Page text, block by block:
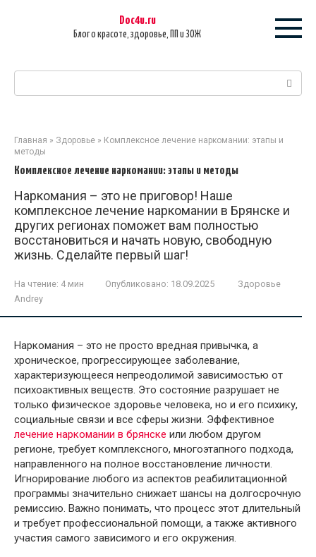
Doc4u.ru
Блог о красоте, здоровье, ПП и ЗОЖ
Главная » Здоровье » Комплексное лечение наркомании: этапы и
методы
Комплексное лечение наркомании: этапы и методы
Наркомания – это не приговор! Наше
комплексное лечение наркомании в Брянске и
других регионах поможет вам полностью
восстановиться и начать новую, свободную
жизнь. Сделайте первый шаг!
На чтение: 4 мин Опубликовано: 18.09.2025
Здоровье
Andrey
Наркомания – это не просто вредная привычка, а
хроническое, прогрессирующее заболевание,
характеризующееся непреодолимой зависимостью от
психоактивных веществ. Это состояние разрушает не
только физическое здоровье человека, но и его психику,
социальные связи и все сферы жизни. Эффективное
лечение наркомании в брянске или любом другом
регионе, требует комплексного, многоэтапного подхода,
направленного на полное восстановление личности.
Игнорирование любого из аспектов реабилитационной
программы значительно снижает шансы на долгосрочную
ремиссию. Важно понимать, что процесс этот длительный
и требует профессиональной помощи, а также активного
участия самого зависимого и его окружения.